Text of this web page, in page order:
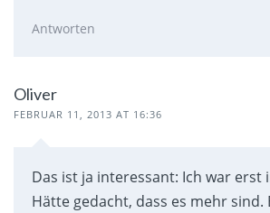
Antworten
Oliver
FEBRUAR 11, 2013 AT 16:36
Das ist ja interessant: Ich war erst
Hätte gedacht, dass es mehr sind.